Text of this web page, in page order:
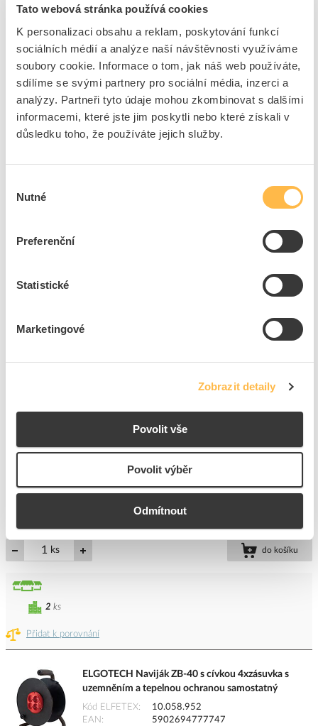
Tato webová stránka používá cookies
K personalizaci obsahu a reklam, poskytování funkcí
sociálních médií a analýze naší návštěvnosti využíváme
soubory cookie. Informace o tom, jak náš web používáte,
sdílíme se svými partnery pro sociální média, inzerci a
analýzy. Partneři tyto údaje mohou zkombinovat s dalšími
informacemi, které jste jim poskytli nebo které získali v
důsledku toho, že používáte jejich služby.
souhlasu
Nutné
Preferenční
Statistické
Marketingové
Zobrazit detaily
Povolit vše
Povolit výběr
Odmítnout
Cena s DPH
Přidat k porovnání
2 ks
ELGOTECH Přívod prodlužovací 50m zásuvky
do košíku
4x230V/16A s bubnem IP20 černá (H05RR-F 3x1,5)
Kód ELFETEX
11.060.345
5902694041121
20500089
Značka
ELGOTECH
ks do košíku
Přidat k porovnání
2 ks
ELGOTECH Naviják ZB-40 s cívkou 4xzásuvka s
uzemněním a tepelnou ochranou samostatný
Kód ELFETEX
10.058.952
EAN
5902694777747